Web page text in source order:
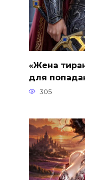
«Жена
для
305